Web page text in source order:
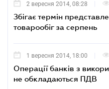
2 вересня 2014, 08:28
Збігає термін
товарообіг за серпень
1 вересня 2014, 18:00
Операції банків з
не обкладаються ПДВ